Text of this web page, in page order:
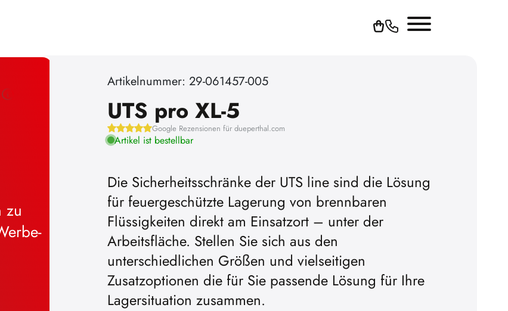
Um YouTube-Videos abspielen zu
können, müssen Sie vorher die Werbe-
Cookies akzeptieren.
Cookies akzeptieren
Um YouTube-Videos abspielen
können, müssen Sie vorher die
Cookies akzeptieren.
Cookies akzeptieren
Artikelnummer: 29-061457-005
UTS pro XL-5
Google Rezensionen für dueperthal.com
Artikel ist bestellbar
Die Sicherheitsschränke der UTS line sind die Lösung
für feuergeschützte Lagerung von brennbaren
Flüssigkeiten direkt am Einsatzort – unter der
Arbeitsfläche. Stellen Sie sich aus den
unterschiedlichen Größen und vielseitigen
Zusatzoptionen die für Sie passende Lösung für Ihre
Lagersituation zusammen.